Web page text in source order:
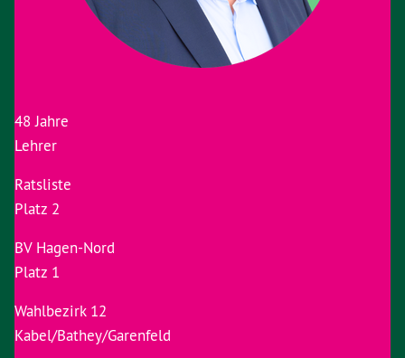
48 Jahre
Lehrer
Ratsliste
Platz 2
BV Hagen-Nord
Platz 1
Wahlbezirk 12
Kabel/Bathey/Garenfeld